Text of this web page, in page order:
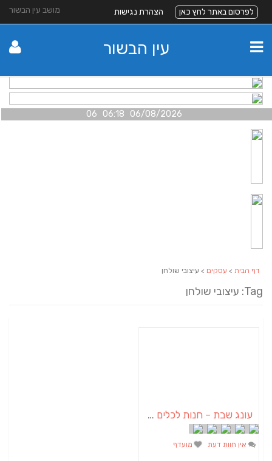
מושב עין הבשור לפרסום באתר לחץ כאן הצהרת נגישות
עין הבשור
06/08/2026 06:18 06
דף הבית > עסקים > עיצובי שולחן
Tag: עיצובי שולחן
עונג שבת – חנות לכלים חד פעמיים ועיצובי שולחן
אין חוות דעת מועדף